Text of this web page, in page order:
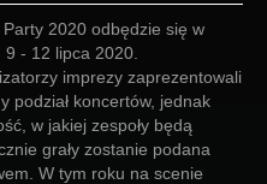
2020 odbędzie się w
9 - 12 lipca 2020.
imprezy zaprezentowali
podział koncertów, jednak
w jakiej zespoły będą
grały zostanie podana
W tym roku na scenie